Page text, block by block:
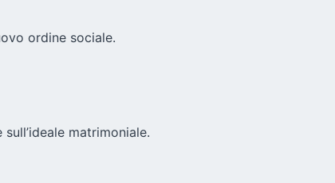
ordine sociale.
matrimoniale.